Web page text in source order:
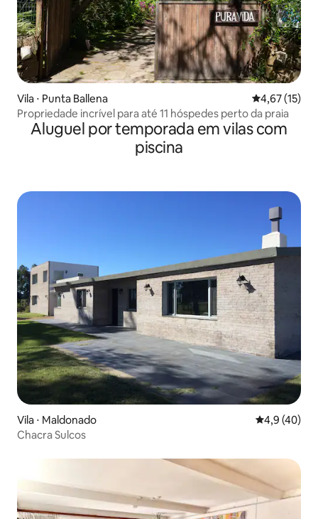
Vila ⋅ Punta Ballena 4,67 de uma
4,67 (15)
Propriedade incrível para até 11 hóspedes perto da praia
Aluguel por temporada em vilas com
piscina
Vila ⋅ Maldonado 4,9 de uma
4,9 (40)
Chacra Sulcos